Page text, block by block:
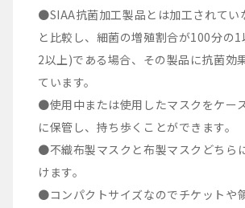
●SIAA抗菌加工製品とは加工されてい
と比較し、細菌の増殖割合が100分の
2以上)である場合、その製品に抗菌効
ています。
●使用中または使用したマスクをケー
に保管し、持ち歩くことができます。
●不織布製マスクと布製マスクどちら
けます。
●コンパクトサイズなのでチケットや